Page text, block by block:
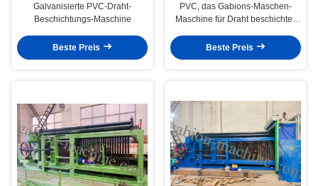
Galvanisierte PVC-Draht-
Beschichtungs-Maschine
Beste Preis
PVC, das Gabions-Maschen-
Maschine für Draht beschichtet,
Beste Preis